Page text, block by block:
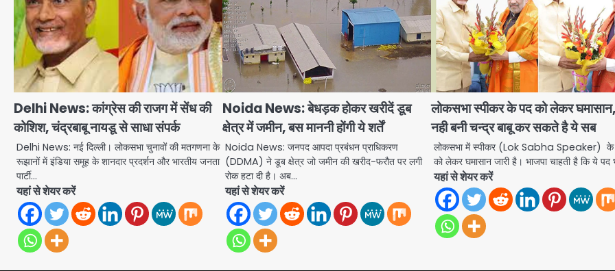
Delhi News: कांग्रेस की राजग में सेंध की
कोशिश, चंद्रबाबू नायडू से साधा संपर्क
Delhi News: नई दिल्ली। लोकसभा चुनावों की मतगणना के
रूझानों में इंडिया समूह के शानदार प्रदर्शन और भारतीय जनता
पार्टी…
यहां से शेयर करें
Noida News: बेधड़क होकर खरीदें डूब
क्षेत्र में जमीन, बस माननी होंगी ये शर्तें
Noida News: जनपद आपदा प्रबंधन प्राधिकरण
(DDMA) ने डूब क्षेत्र जो जमीन की खरीद-फरौत पर लगी
रोक हटा दी है। अब…
यहां से शेयर करें
लोकसभा स्पीकर के पद को लेकर
नही बनी चन्द्र बाबू कर सकते है ये सब
लोकसभा में स्पीकर (Lok Sabha Speaker) के
को लेकर घमासान जारी है। भाजपा चाहती है कि ये पद
यहां से शेयर करें